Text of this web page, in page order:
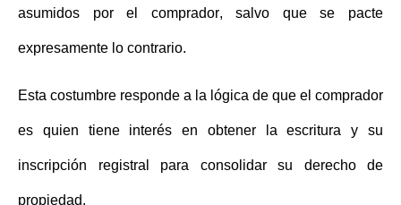
asumidos por el comprador, salvo que se pacte
expresamente lo contrario.
Esta costumbre responde a la lógica de que el comprador
es quien tiene interés en obtener la escritura y su
inscripción registral para consolidar su derecho de
propiedad.